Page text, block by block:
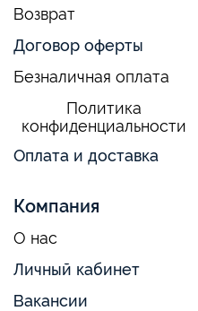
Возврат
Договор оферты
Безналичная оплата
Политика
конфиденциальности
Оплата и доставка
Компания
О нас
Личный кабинет
Вакансии